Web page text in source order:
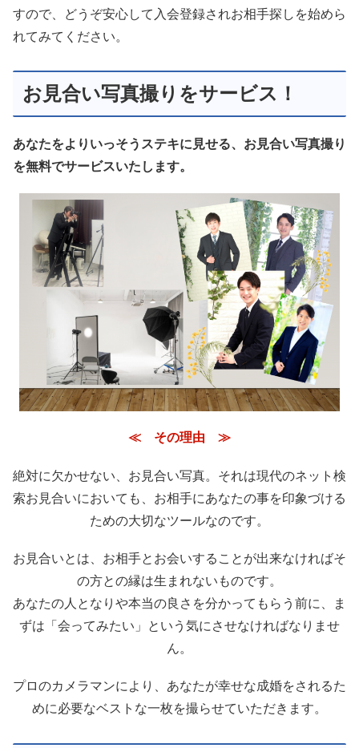
すので、どうぞ安心して入会登録されお相手探しを始めら
れてみてください。
お見合い写真撮りをサービス！
あなたをよりいっそうステキに見せる、お見合い写真撮り
を無料でサービスいたします。
≪ その理由 ≫
絶対に欠かせない、お見合い写真。それは現代のネット検
索お見合いにおいても、お相手にあなたの事を印象づける
ための大切なツールなのです。
お見合いとは、お相手とお会いすることが出来なければそ
の方との縁は生まれないものです。
あなたの人となりや本当の良さを分かってもらう前に、ま
ずは「会ってみたい」という気にさせなければなりませ
ん。
プロのカメラマンにより、あなたが幸せな成婚をされるた
めに必要なベストな一枚を撮らせていただきます。